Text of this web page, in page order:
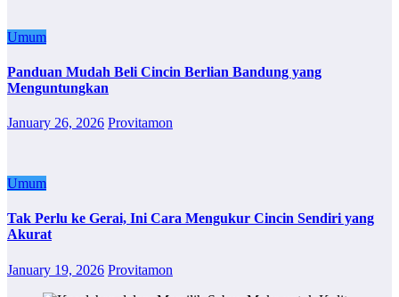
Umum
Panduan Mudah Beli Cincin Berlian Bandung yang
Menguntungkan
January 26, 2026 Provitamon
Umum
Tak Perlu ke Gerai, Ini Cara Mengukur Cincin Sendiri yang
Akurat
January 19, 2026 Provitamon